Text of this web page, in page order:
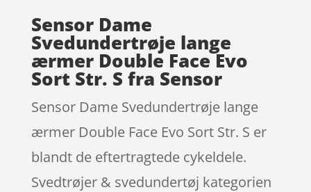
Sensor Dame
Svedundertrøje lange
ærmer Double Face Evo
Sort Str. S fra Sensor
Sensor Dame Svedundertrøje lange
ærmer Double Face Evo Sort Str. S er
blandt de eftertragtede cykeldele.
Svedtrøjer & svedundertøj kategorien